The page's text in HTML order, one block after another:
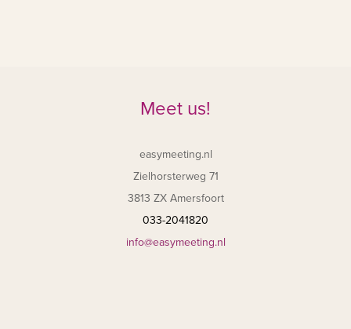
Meet us!
easymeeting.nl
Zielhorsterweg 71
3813 ZX Amersfoort
033-2041820
info@easymeeting.nl